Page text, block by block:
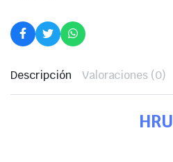
Descripción Valoraciones (0)
HRU